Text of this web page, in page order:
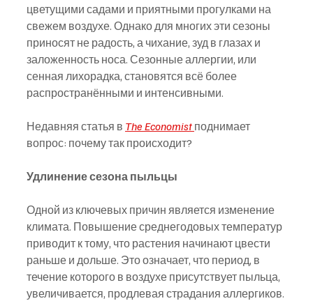
цветущими садами и приятными прогулками на
свежем воздухе. Однако для многих эти сезоны
приносят не радость, а чихание, зуд в глазах и
заложенность носа. Сезонные аллергии, или
сенная лихорадка, становятся всё более
распространёнными и интенсивными.
Недавняя статья в The Economist поднимает
вопрос: почему так происходит?
Удлинение сезона пыльцы
Одной из ключевых причин является изменение
климата. Повышение среднегодовых температур
приводит к тому, что растения начинают цвести
раньше и дольше. Это означает, что период, в
течение которого в воздухе присутствует пыльца,
увеличивается, продлевая страдания аллергиков.